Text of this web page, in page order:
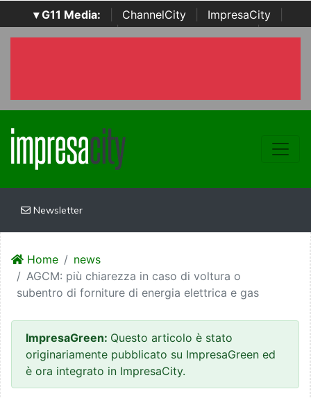
▾ G11 Media: ChannelCity ImpresaCity
SecurityOpenLab | Italian Channel Awards | Italian
Newsletter
Home
news
AGCM: più chiarezza in caso di voltura o
subentro di forniture di energia elettrica e gas
ImpresaGreen: Questo articolo è stato
originariamente pubblicato su ImpresaGreen ed
è ora integrato in ImpresaCity.